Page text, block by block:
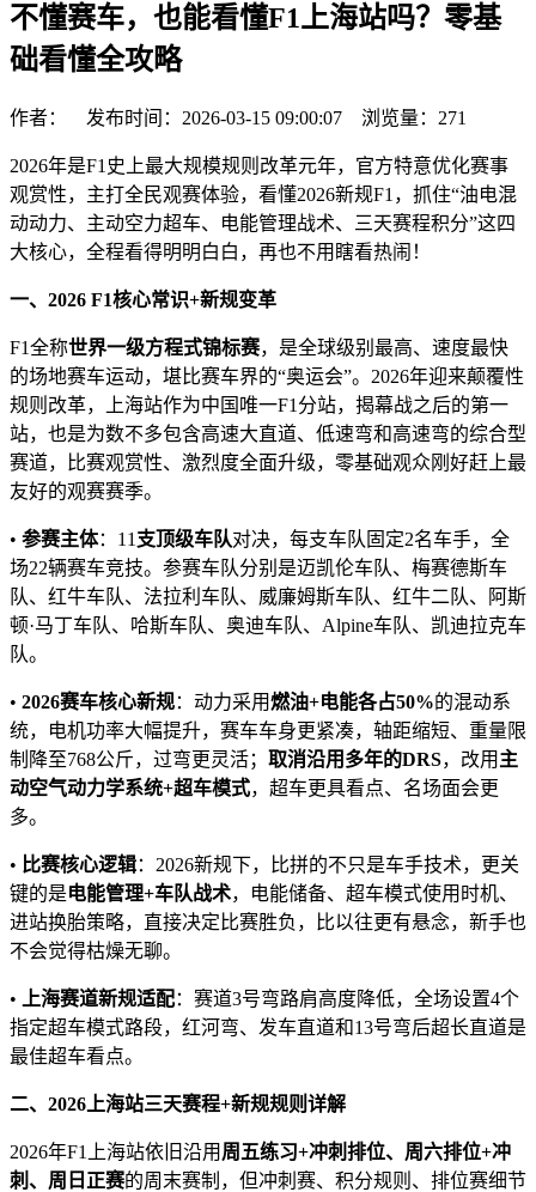
不懂赛车，也能看懂F1上海站吗？零基
础看懂全攻略
作者： 发布时间：2026-03-15 09:00:07 浏览量： 271
2026年是F1史上最大规模规则改革元年，官方特意优化赛事
观赏性，主打全民观赛体验，看懂2026新规F1，抓住“油电混
动动力、主动空力超车、电能管理战术、三天赛程积分”这四
大核心，全程看得明明白白，再也不用瞎看热闹！
一、 2026 F1核心常识+新规变革
F1全称世界一级方程式锦标赛，是全球级别最高、速度最快
的场地赛车运动，堪比赛车界的“奥运会”。2026年迎来颠覆性
规则改革，上海站作为中国唯一F1分站，揭幕战之后的第一
站，也是为数不多包含高速大直道、低速弯和高速弯的综合型
赛道，比赛观赏性、激烈度全面升级，零基础观众刚好赶上最
友好的观赛赛季。
• 参赛主体：11 支顶级车队对决，每支车队固定2名车手，全
场22辆赛车竞技。参赛车队分别是迈凯伦车队、梅赛德斯车
队、红牛车队、法拉利车队、威廉姆斯车队、红牛二队、阿斯
顿·马丁车队、哈斯车队、奥迪车队、Alpine车队、凯迪拉克车
队。
• 2026赛车核心新规：动力采用燃油+电能各占50%的混动系
统，电机功率大幅提升，赛车车身更紧凑，轴距缩短、重量限
制降至768公斤，过弯更灵活； 取消沿用多年的DRS，改用 主
动空气动力学系统+超车模式，超车更具看点、名场面会更
多。
• 比赛核心逻辑：2026新规下，比拼的不只是车手技术，更关
键的是电能管理+车队战术，电能储备、超车模式使用时机、
进站换胎策略，直接决定比赛胜负，比以往更有悬念，新手也
不会觉得枯燥无聊。
• 上海赛道新规适配：赛道3号弯路肩高度降低，全场设置4个
指定超车模式路段，红河弯、发车直道和13号弯后超长直道是
最佳超车看点。
二、 2026 上海站三天赛程+新规规则详解
2026年F1上海站依旧沿用 周五练习+冲刺排位、周六排位+冲
刺、周日正赛的周末赛制，但冲刺赛、积分规则、排位赛细节